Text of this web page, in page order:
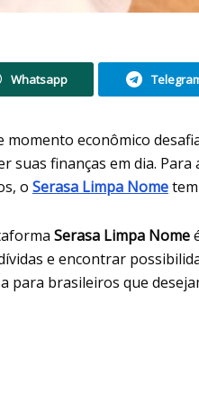
Whatsapp
momento econômico
suas finanças em dia.
o Serasa Limpa Nome
Serasa Limpa Nome
e encontrar
para brasileiros que